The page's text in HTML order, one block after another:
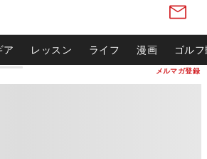
メルマガ登録
ア レッスン ライフ 漫画 ゴル